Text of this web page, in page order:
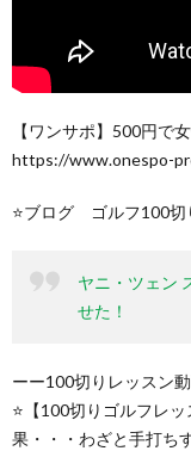
【ワンサポ】500円で
https://www.onespo-
⭐️ブログ ゴルフ100切
ヤニ・ツェン
せた！
ーー100切りレッスン
⭐️【100切りゴルフレ
果・・・わざと手打ち